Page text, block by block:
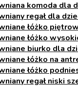
komoda dla
regał dla
łóżko
łóżko
biurko dla
łóżko na
łóżko
regał niski